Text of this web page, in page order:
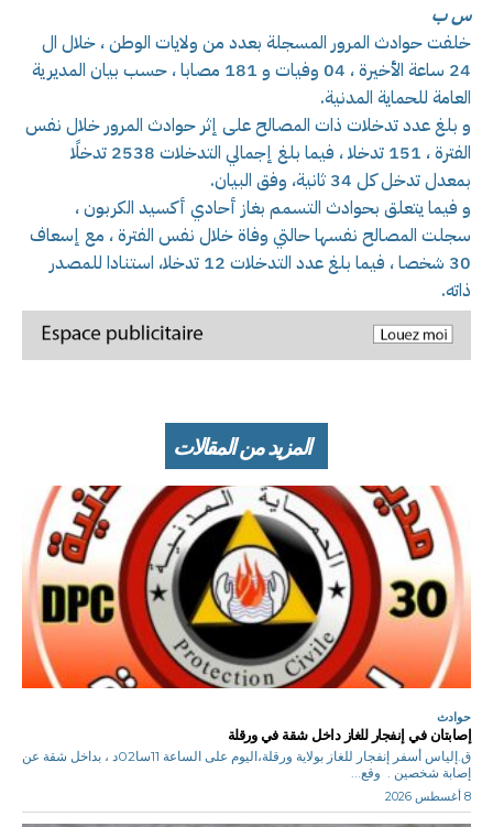
س ب
خلفت حوادث المرور المسجلة بعدد من ولايات الوطن ، خلال ال
24 ساعة الأخيرة ، 04 وفيات و 181 مصابا ، حسب بيان المديرية
العامة للحماية المدنية.
و بلغ عدد تدخلات ذات المصالح على إثر حوادث المرور خلال نفس
الفترة ، 151 تدخلا ، فيما بلغ إجمالي التدخلات 2538 تدخلًا
بمعدل تدخل كل 34 ثانية، وفق البيان.
و فيما يتعلق بحوادث التسمم بغاز أحادي أكسيد الكربون ،
سجلت المصالح نفسها حالتي وفاة خلال نفس الفترة ، مع إسعاف
30 شخصا ، فيما بلغ عدد التدخلات 12 تدخلا، استنادا للمصدر
ذاته.
المزيد من المقالات
حوادث
إصابتان في إنفجار للغاز داخل شقة في ورقلة
ق.إلياس أسفر إنفجار للغاز بولاية ورقلة،اليوم على الساعة 11سا02د ، بداخل شقة عن
إصابة شخصين . وقع...
8 أغسطس 2026